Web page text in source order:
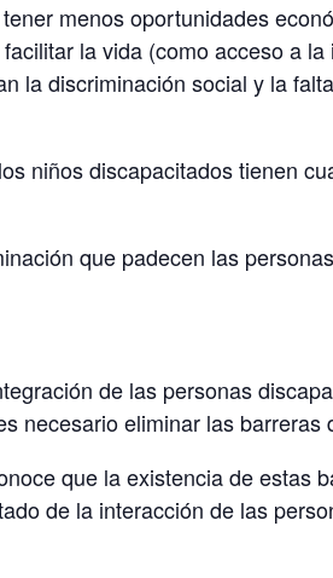
menos oportunidades
la vida (como acceso a
la discriminación social y la
niños discapacitados tienen
que padecen las
de las personas
necesario eliminar las
que la existencia de estas
de la interacción de las